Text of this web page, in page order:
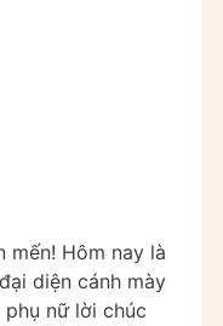
mến! Hôm nay là
diện cánh mày
nữ lời chúc